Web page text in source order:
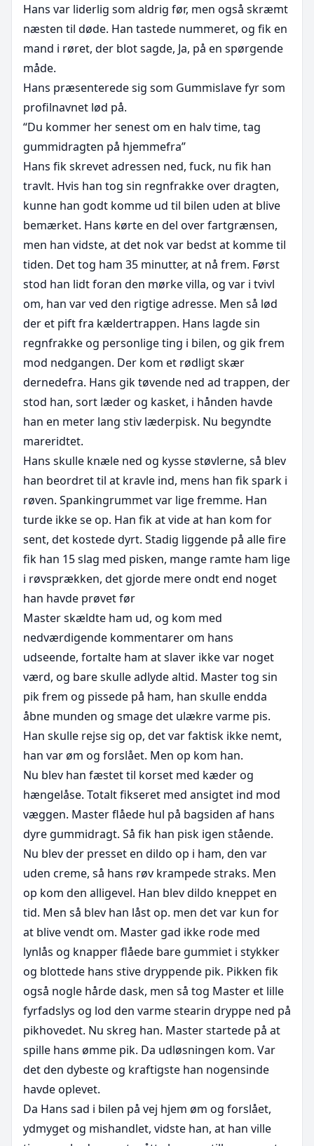
Hans var liderlig som aldrig før, men også skræmt
næsten til døde. Han tastede nummeret, og fik en
mand i røret, der blot sagde, Ja, på en spørgende
måde.
Hans præsenterede sig som Gummislave fyr som
profilnavnet lød på.
“Du kommer her senest om en halv time, tag
gummidragten på hjemmefra”
Hans fik skrevet adressen ned, fuck, nu fik han
travlt. Hvis han tog sin regnfrakke over dragten,
kunne han godt komme ud til bilen uden at blive
bemærket. Hans kørte en del over fartgrænsen,
men han vidste, at det nok var bedst at komme til
tiden. Det tog ham 35 minutter, at nå frem. Først
stod han lidt foran den mørke villa, og var i tvivl
om, han var ved den rigtige adresse. Men så lød
der et pift fra kældertrappen. Hans lagde sin
regnfrakke og personlige ting i bilen, og gik frem
mod nedgangen. Der kom et rødligt skær
dernedefra. Hans gik tøvende ned ad trappen, der
stod han, sort læder og kasket, i hånden havde
han en meter lang stiv læderpisk. Nu begyndte
mareridtet.
Hans skulle knæle ned og kysse støvlerne, så blev
han beordret til at kravle ind, mens han fik spark i
røven. Spankingrummet var lige fremme. Han
turde ikke se op. Han fik at vide at han kom for
sent, det kostede dyrt. Stadig liggende på alle fire
fik han 15 slag med pisken, mange ramte ham lige
i røvsprækken, det gjorde mere ondt end noget
han havde prøvet før
Master skældte ham ud, og kom med
nedværdigende kommentarer om hans
udseende, fortalte ham at slaver ikke var noget
værd, og bare skulle adlyde altid. Master tog sin
pik frem og pissede på ham, han skulle endda
åbne munden og smage det ulækre varme pis.
Han skulle rejse sig op, det var faktisk ikke nemt,
han var øm og forslået. Men op kom han.
Nu blev han fæstet til korset med kæder og
hængelåse. Totalt fikseret med ansigtet ind mod
væggen. Master flåede hul på bagsiden af hans
dyre gummidragt. Så fik han pisk igen stående.
Nu blev der presset en dildo op i ham, den var
uden creme, så hans røv krampede straks. Men
op kom den alligevel. Han blev dildo kneppet en
tid. Men så blev han låst op. men det var kun for
at blive vendt om. Master gad ikke rode med
lynlås og knapper flåede bare gummiet i stykker
og blottede hans stive dryppende pik. Pikken fik
også nogle hårde dask, men så tog Master et lille
fyrfadslys og lod den varme stearin dryppe ned på
pikhovedet. Nu skreg han. Master startede på at
spille hans ømme pik. Da udløsningen kom. Var
det den dybeste og kraftigste han nogensinde
havde oplevet.
Da Hans sad i bilen på vej hjem øm og forslået,
ydmyget og mishandlet, vidste han, at han ville